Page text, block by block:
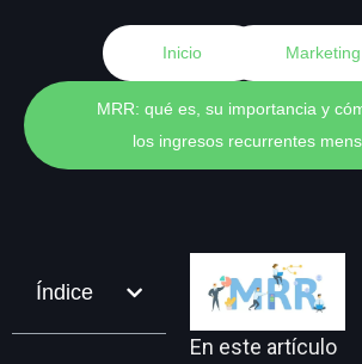
Inicio
MRR: qué es, su importancia y
los ingresos recurrentes
Índice
En este artículo